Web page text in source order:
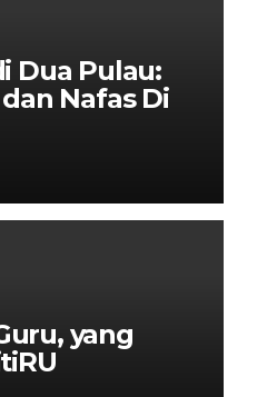
Dua Pulau:
Nafas Di
yang